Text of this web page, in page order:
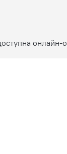
онлайн-